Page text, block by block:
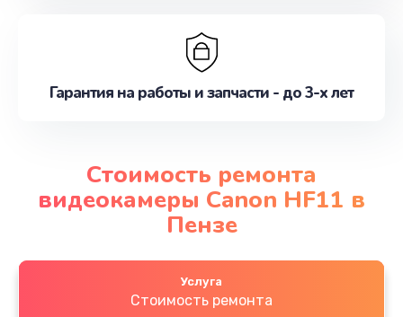
Гарантия на работы и запчасти - до 3-х лет
Стоимость ремонта
видеокамеры Canon HF11 в
Пензе
Услуга
Стоимость ремонта